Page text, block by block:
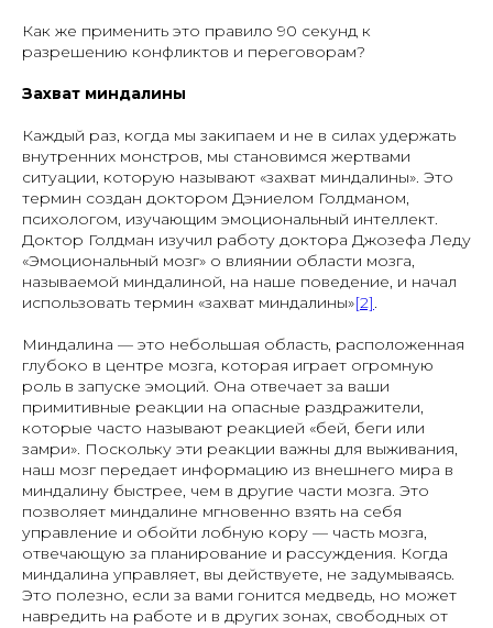
Как же применить это правило 90 секунд к
разрешению конфликтов и переговорам?
Захват миндалины
Каждый раз, когда мы закипаем и не в силах удержать
внутренних монстров, мы становимся жертвами
ситуации, которую называют «захват миндалины». Это
термин создан доктором Дэниелом Голдманом,
психологом, изучающим эмоциональный интеллект.
Доктор Голдман изучил работу доктора Джозефа Леду
«Эмоциональный мозг» о влиянии области мозга,
называемой миндалиной, на наше поведение, и начал
использовать термин «захват миндалины»[2].
Миндалина — это небольшая область, расположенная
глубоко в центре мозга, которая играет огромную
роль в запуске эмоций. Она отвечает за ваши
примитивные реакции на опасные раздражители,
которые часто называют реакцией «бей, беги или
замри». Поскольку эти реакции важны для выживания,
наш мозг передает информацию из внешнего мира в
миндалину быстрее, чем в другие части мозга. Это
позволяет миндалине мгновенно взять на себя
управление и обойти лобную кору — часть мозга,
отвечающую за планирование и рассуждения. Когда
миндалина управляет, вы действуете, не задумываясь.
Это полезно, если за вами гонится медведь, но может
навредить на работе и в других зонах, свободных от